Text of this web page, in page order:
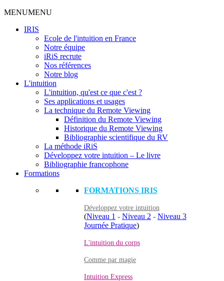
MENUMENU
IRIS
Ecole de l'intuition en France
Notre équipe
iRiS recrute
Nos références
Notre blog
L'intuition
L'intuition, qu'est ce que c'est ?
Ses applications et usages
La technique du Remote Viewing
Définition du Remote Viewing
Historique du Remote Viewing
Bibliographie scientifique du RV
La méthode iRiS
Développez votre intuition – Le livre
Bibliographie francophone
Formations
FORMATIONS IRIS
Développez votre intuition
(Niveau 1 - Niveau 2 - Niveau 3
Journée Pratique)
L'intuition du corps
Comme par magie
Intuition Express